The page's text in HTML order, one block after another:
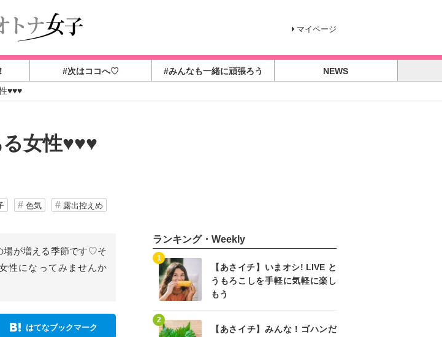
マイページ
#次はココへ♡ #みんなも一緒に頑張ろう
NEWS
♥♥♥
女性♥♥♥
色気 露出控えめ
場が増える季節です♡そ
性になってみませんか
はてなブックマーク
ランキング・Weekly
【あさイチ】いまオシ! LIVE と
うもろこしを手軽に気軽に楽し
もう
1
【あさイチ】みんな！ゴハンだ
2